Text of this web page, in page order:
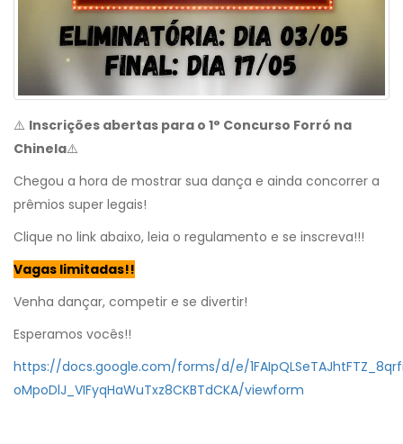
⚠️ Inscrições abertas para o 1° Concurso Forró na
Chinela⚠️
Chegou a hora de mostrar sua dança e ainda concorrer a
prêmios super legais!
Clique no link abaixo, leia o regulamento e se inscreva!!!
Vagas limitadas!!
Venha dançar, competir e se divertir!
Esperamos vocês!!
https://docs.google.com/forms/d/e/
oMpoDlJ_VIFyqHaWuTxz8CKBTdCKA/viewform